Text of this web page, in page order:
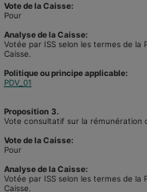
Vote de la Caisse:
Pour
Analyse de la Caisse:
Votée par ISS selon les termes de la
Caisse.
Politique ou principe applicable:
PDV_01
Proposition 3.
Vote consultatif sur la rémunération
Vote de la Caisse:
Pour
Analyse de la Caisse:
Votée par ISS selon les termes de la
Caisse.